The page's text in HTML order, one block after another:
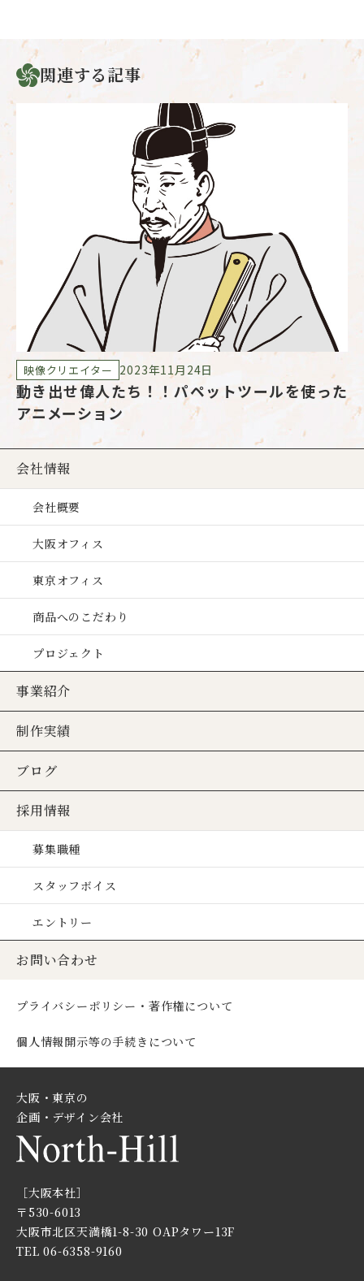
関連する記事
映像クリエイター 2023年11月24日
動き出せ偉人たち！！パペットツールを使った
アニメーション
大阪・東京の
企画・デザイン会社
［大阪本社］
〒530-6013
大阪市北区天満橋1-8-30 OAPタワー13F
TEL 06-6358-9160
会社情報
会社概要
大阪オフィス
東京オフィス
商品へのこだわり
プロジェクト
事業紹介
制作実績
ブログ
採用情報
募集職種
スタッフボイス
エントリー
お問い合わせ
プライバシーポリシー・著作権について
個人情報開示等の手続きについて